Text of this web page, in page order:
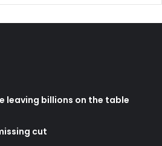
leaving billions on the table
cut